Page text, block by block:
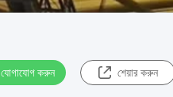
যোগাযোগ করুন শেয়ার করুন